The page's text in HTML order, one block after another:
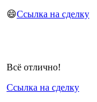
😄Ссылка на сделку
Всё отлично!
Ссылка на сделку